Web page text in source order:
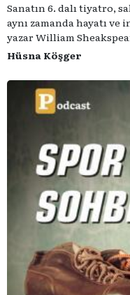
Sanatın 6. dalı tiyatro,
aynı zamanda hayatı ve
yazar William
bütün mesele bu”
serimizde; tiyatroyu,
konuşuyoruz..
Hüsna Köşger